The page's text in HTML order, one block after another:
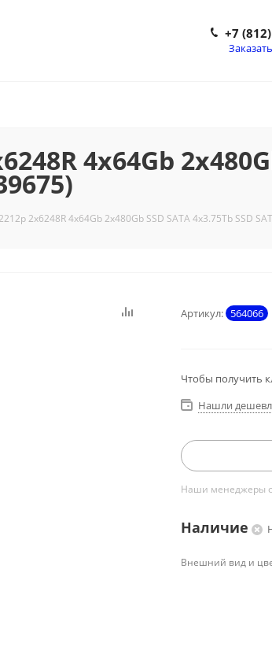
+7
4x64Gb
2x6248R 4x64Gb 2x480Gb SSD SATA 4x3.75Tb SSD
Артикул: 564066
Чтобы получить
Нашли
Наши менеджеры
Наличие
Внешний вид и